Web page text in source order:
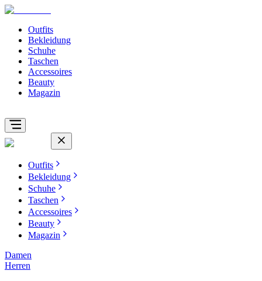
Outfits
Bekleidung
Schuhe
Taschen
Accessoires
Beauty
Magazin
Outfits
Bekleidung
Schuhe
Taschen
Accessoires
Beauty
Magazin
Damen
Herren